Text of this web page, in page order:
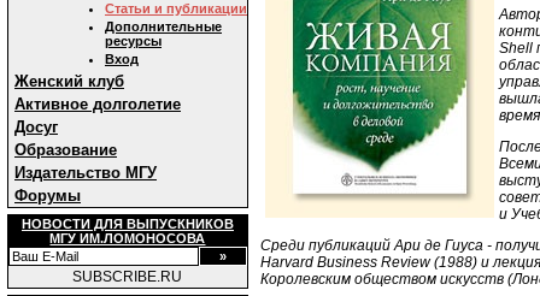
Статьи и публикации
Дополнительные
ресурсы
Вход
Женский клуб
Активное долголетие
Досуг
Образование
Издательство МГУ
Форумы
НОВОСТИ ДЛЯ ВЫПУСКНИКОВ
МГУ ИМ.ЛОМОНОСОВА
SUBSCRIBE.RU
Shell
и
Среди публикаций Ари де Гиуса -
Harvard Business Review (1988) и
Королевским обществом искусств